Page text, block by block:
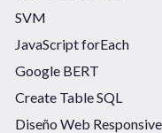
SVM
JavaScript forEach
Google BERT
Create Table SQL
Diseño Web Responsive